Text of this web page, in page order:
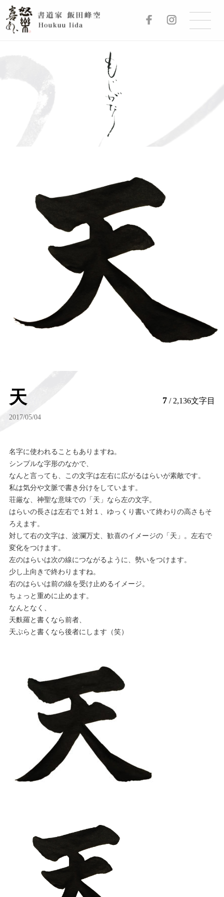
天 7 / 2,136文字目
2017/05/04
名字に使われることもありますね。
シンプルな字形のなかで、
なんと言っても、この文字は左右に広がるはらいが素敵です。
私は気分や文脈で書き分けをしています。
荘厳な、神聖な意味での「天」なら左の文字。
はらいの長さは左右で１対１、ゆっくり書いて終わりの高さもそ
ろえます。
対して右の文字は、波瀾万丈、歓喜のイメージの「天」。左右で
変化をつけます。
左のはらいは次の線につながるように、勢いをつけます。
少し上向きで終わりますね。
右のはらいは前の線を受け止めるイメージ。
ちょっと重めに止めます。
なんとなく、
天麩羅と書くなら前者、
天ぷらと書くなら後者にします（笑）